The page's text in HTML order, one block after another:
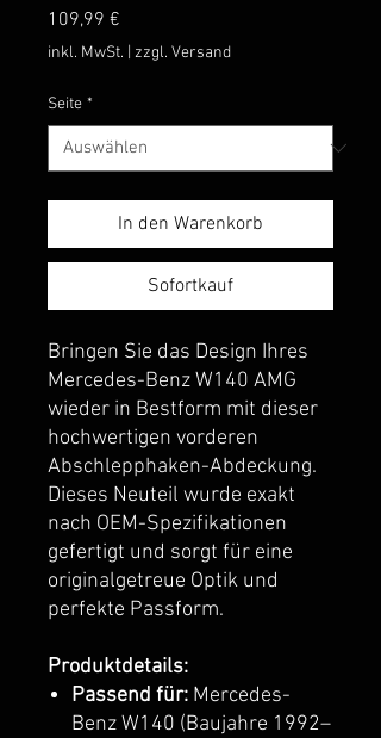
109,99 €
inkl. MwSt. zzgl. Versand
Seite *
In den Warenkorb
Sofortkauf
Bringen Sie das Design Ihres
Mercedes-Benz W140 AMG
wieder in Bestform mit dieser
hochwertigen vorderen
Abschlepphaken-Abdeckung.
Dieses Neuteil wurde exakt
nach OEM-Spezifikationen
gefertigt und sorgt für eine
originalgetreue Optik und
perfekte Passform.
Produktdetails:
Passend für: Mercedes-
Benz W140 (Baujahre 1992–